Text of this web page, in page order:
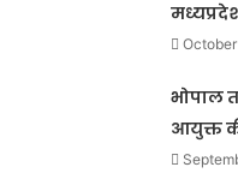
भोपाल
आयुक्त